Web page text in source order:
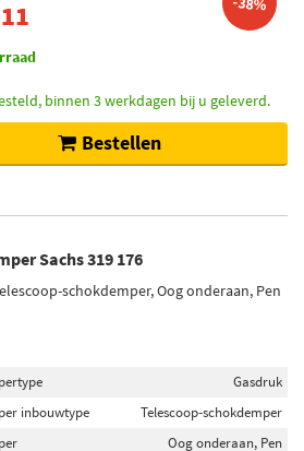
binnen 3 werkdagen bij u geleverd.
Bestellen
Sachs 319 176
schokdemper, Oog onderaan, Pen
Gasdruk
inbouwtype
Telescoop-schokdemper
Oog onderaan, Pen